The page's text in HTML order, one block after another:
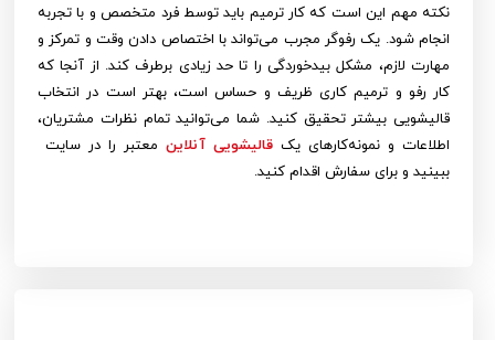
نکته مهم این است که کار ترمیم باید توسط فرد متخصص و با تجربه
انجام شود. یک رفوگر مجرب می‌تواند با اختصاص دادن وقت و تمرکز و
مهارت لازم، مشکل بیدخوردگی را تا حد زیادی برطرف کند. از آنجا که
کار رفو و ترمیم کاری ظریف و حساس است، بهتر است در انتخاب
قالیشویی بیشتر تحقیق کنید. شما می‌توانید تمام نظرات مشتریان،
اطلاعات و نمونه‌کارهای یک قالیشویی آنلاین معتبر را در سایت
ببینید و برای سفارش اقدام کنید.